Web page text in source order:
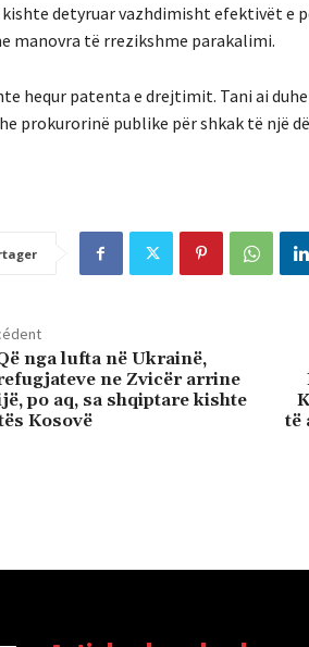
detyruar vazhdimisht efektivët e
manovra të rrezikshme parakalimi.
hequr patenta e drejtimit. Tani ai
prokurorinë publike për shkak të një
nga lufta në Ukrainë,
ne Zvicër arrine
po aq, sa shqiptare kishte
Kosovë
të